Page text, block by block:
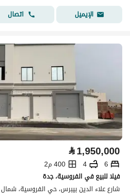
الإيميل
اتصال
⃁1,950,000
6
4
400 م2
فيلا للبيع في الفروسية، جدة
شارع علاء الدين بيبرس، حي الفروسية،